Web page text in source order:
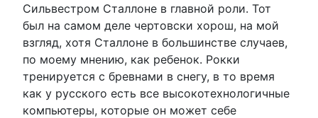
Сильвестром Сталлоне в главной роли. Тот
был на самом деле чертовски хорош, на мой
взгляд, хотя Сталлоне в большинстве случаев,
по моему мнению, как ребенок. Рокки
тренируется с бревнами в снегу, в то время
как у русского есть все высокотехнологичные
компьютеры, которые он может себе